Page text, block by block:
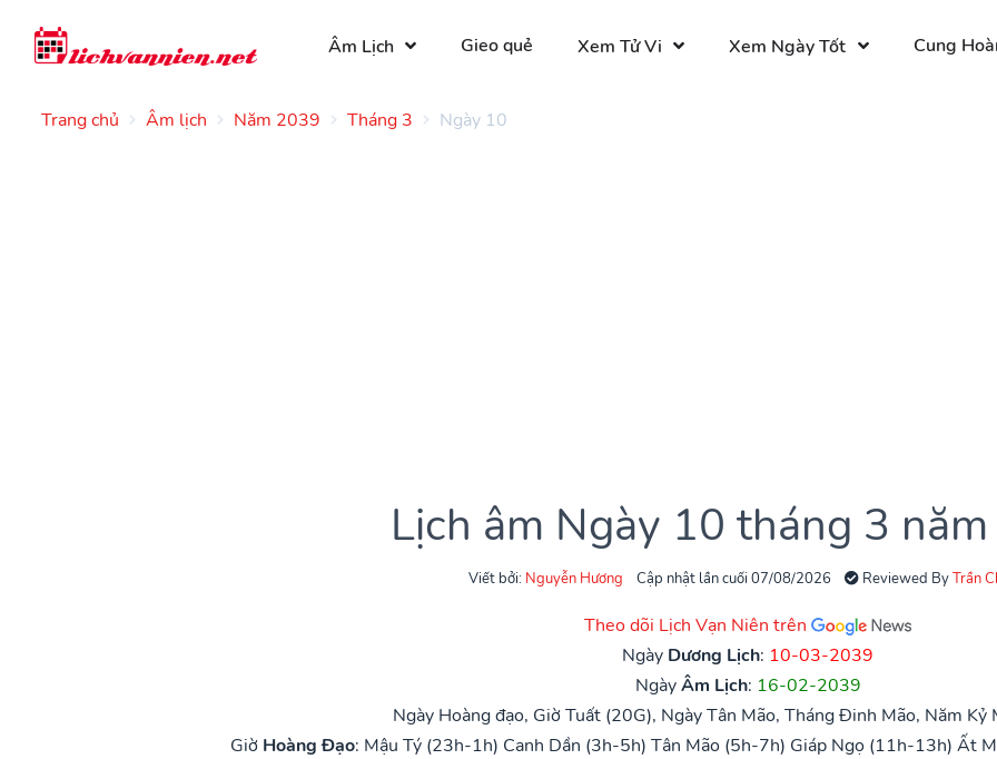
Âm Lịch Gieo quẻ Xem Tử Vi Xem Ngày Tốt Cung
Trang chủ Âm lịch Năm 2039 Tháng 3 Ngày 10
Lịch âm Ngày 10 tháng 3
Viết bởi: Nguyễn Hương Cập nhật lần cuối 07/08/2026 Reviewed ByTrần
Theo dõi Lịch Vạn Niên trên
Ngày Dương Lịch: 10-03-2039
NgàyÂm Lịch: 16-02-2039
Ngày Hoàng đạo, Giờ Tuất (20G), Ngày Tân Mão, Tháng Đinh Mão, Năm Kỷ
Giờ Hoàng Đạo: Mậu Tý (23h-1h) Canh Dần (3h-5h) Tân Mão (5h-7h) Giáp Ngọ (11h-13h) Ất